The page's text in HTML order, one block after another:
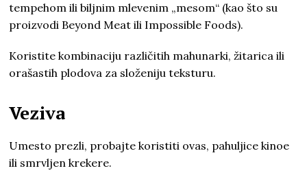
tempehom ili biljnim mlevenim „mesom“ (kao što su
proizvodi Beyond Meat ili Impossible Foods).
Koristite kombinaciju različitih mahunarki, žitarica ili
orašastih plodova za složeniju teksturu.
Veziva
Umesto prezli, probajte koristiti ovas, pahuljice kinoe
ili smrvljen krekere.